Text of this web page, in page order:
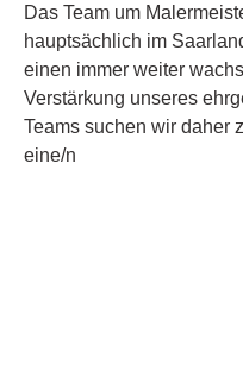
Das Team um
hauptsächlich im
einen immer weiter
Verstärkung unseres
Teams suchen wir daher
eine/n